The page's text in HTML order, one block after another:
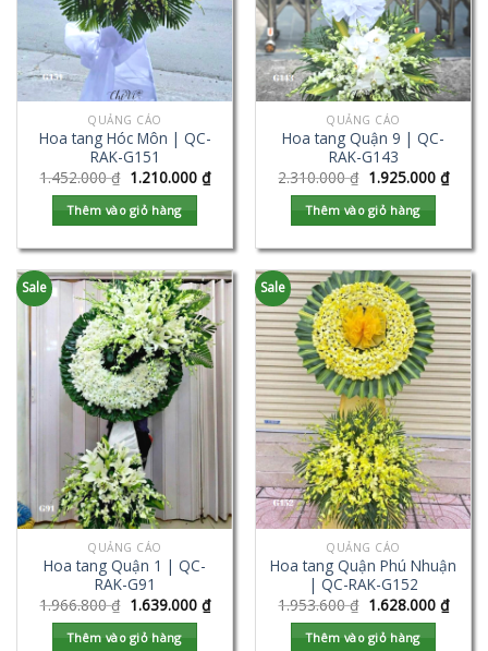
QUẢNG CÁO
Hoa tang Hóc Môn | QC-
RAK-G151
1.452.000₫ 1.210.000 ₫
Thêm vào giỏ hàng
QUẢNG CÁO
Hoa tang Quận 9 | QC-
RAK-G143
2.310.000₫ 1.925.000 ₫
Thêm vào giỏ hàng
Sale
QUẢNG CÁO
Hoa tang Quận 1 | QC-
RAK-G91
1.966.800₫ 1.639.000 ₫
Thêm vào giỏ hàng
Sale
QUẢNG CÁO
Hoa tang Quận Phú Nhuận
| QC-RAK-G152
1.953.600₫ 1.628.000 ₫
Thêm vào giỏ hàng